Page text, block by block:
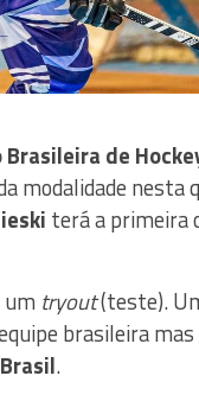
Brasileira de
modalidade nesta
terá a primeira
um tryout(teste).
brasileira mas
Brasil.